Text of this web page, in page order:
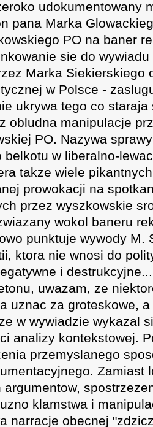
udokumentowany
pana Marka
PO na baner
sie do
Marka Siekierskiego
w Polsce -
ukrywa tego co
obludna manipulacje
PO. Nazywa
belkotu w liberalno-
takze wiele
prowokacji na
przez wyszkowskie
wokol baneru
punktuje wywody M.
ktora nie wnosi do
i
uwazam, ze
uznac za groteskowe,
w wywiadzie wykazal
analizy kontekstowej.
przemyslanego
Zamiast
klamstwa i
narracje obecnej